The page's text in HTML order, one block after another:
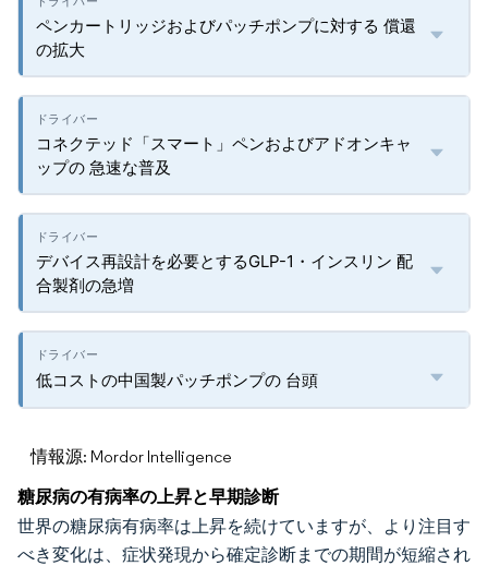
ペンカートリッジおよびパッチポンプに対する 償還
の拡大
コネクテッド「スマート」ペンおよびアドオンキャ
ップの 急速な普及
デバイス再設計を必要とするGLP-1・インスリン 配
合製剤の急増
低コストの中国製パッチポンプの 台頭
情報源: Mordor Intelligence
糖尿病の有病率の上昇と早期診断
世界の糖尿病有病率は上昇を続けていますが、より注目す
べき変化は、症状発現から確定診断までの期間が短縮され